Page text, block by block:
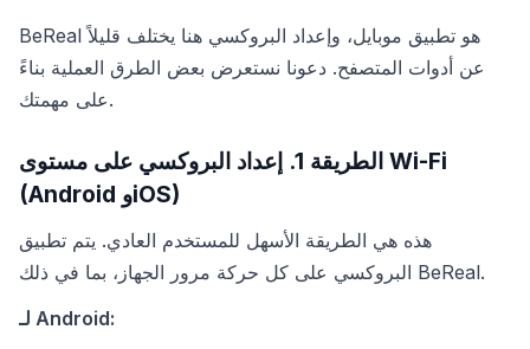
BeReal هو تطبيق موبايل، وإعداد البروكسي هنا يختلف قليلاً
عن أدوات المتصفح. دعونا نستعرض بعض الطرق العملية بناءً
على مهمتك.
الطريقة 1. إعداد البروكسي على مستوى Wi-Fi
(Android وiOS)
هذه هي الطريقة الأسهل للمستخدم العادي. يتم تطبيق
البروكسي على كل حركة مرور الجهاز، بما في ذلك BeReal.
لـ Android: